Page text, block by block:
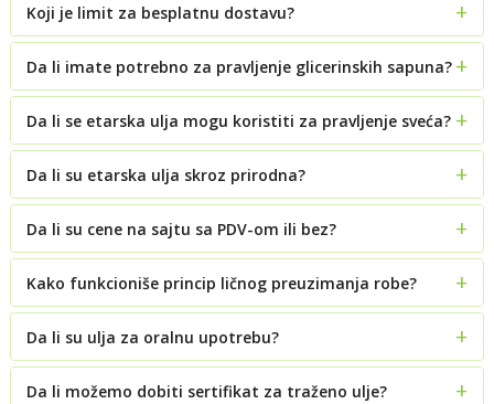
Koji je limit za besplatnu dostavu?
Da li imate potrebno za pravljenje glicerinskih sapuna?
Da li se etarska ulja mogu koristiti za pravljenje sveća?
Da li su etarska ulja skroz prirodna?
Da li su cene na sajtu sa PDV-om ili bez?
Kako funkcioniše princip ličnog preuzimanja robe?
Da li su ulja za oralnu upotrebu?
Da li možemo dobiti sertifikat za traženo ulje?